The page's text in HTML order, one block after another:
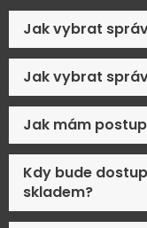
Jak vybrat
Jak vybrat
Jak mám
Kdy bude
skladem?